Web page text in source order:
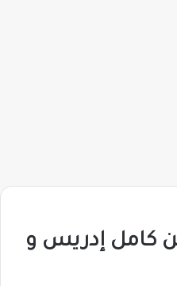
كامل إدريس و